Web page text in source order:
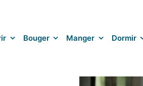
Bouger Manger Dormir